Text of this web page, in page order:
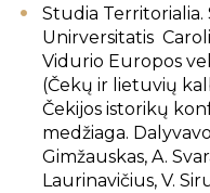
Studia
Unirversitatis
Vidurio Europos
(Čekų ir lietuvių
Čekijos istorikų
medžiaga.
Gimžauskas, A.
Laurinavičius, V.